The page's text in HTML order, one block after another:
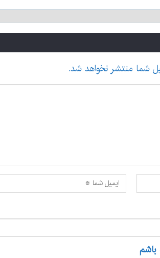
شما منتشر نخواهد شد.
باشم